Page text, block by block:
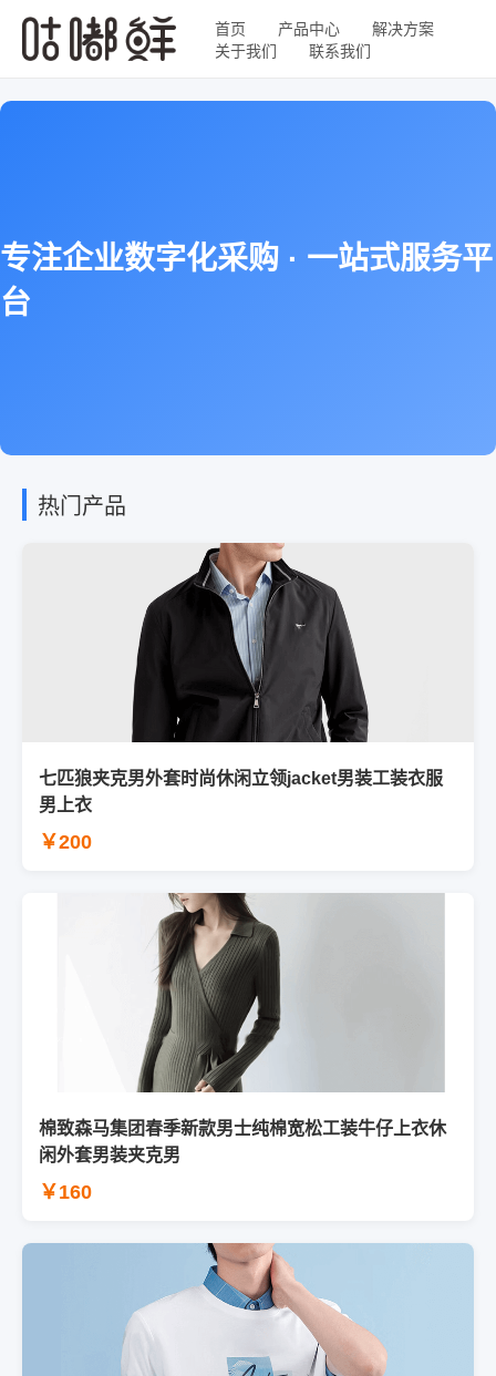
首页 产品中心
解决方案
关于我们
联系我们
专注企业数字化采购 · 一站式服务平
台
热门产品
七匹狼夹克男外套时尚休闲立领jacket男装工装衣服
男上衣
￥200
棉致森马集团春季新款男士纯棉宽松工装牛仔上衣休
闲外套男装夹克男
￥160